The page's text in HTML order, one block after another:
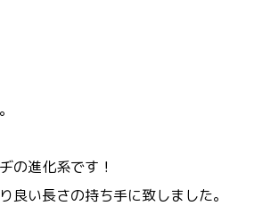
の進化系です！
良い長さの持ち手に致しました。